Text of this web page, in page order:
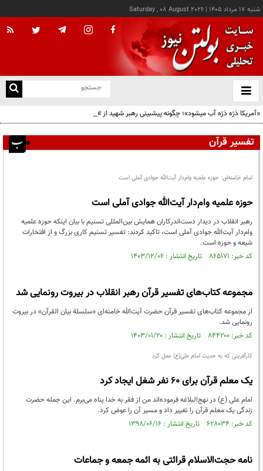
شنبه ۱۷ مرداد ۱۴۰۵ |
Saturday , 08 August 2026
باز
و
«آمریکا ذرّه ذرّه آب میشود»؛ چگونه پیشبینی رهبر شهید از افول ابرقدرت به حقیقت پیوست؟
تفسیر قرآن
امام خامنه‌ای: حوزه علمیه وام‌دار آیت‌الله جوادی آملی است
حوزه علمیه وام‌دار آیت‌الله جوادی آملی است
رهبر انقلاب در دیدار دست‌اندرکاران همایش بین‌المللی تسنیم با بیان اینکه حوزه علمیه
وام‌دار آیت‌الله جوادی آملی است، تاکید کردند: تفسیر تسنیم کاری بزرگ و از افتخارات
شیعه و حوزه است.
کد خبر: ۸۶۵۱۷۱ تاریخ انتشار : ۱۴۰۳/۱۲/۰۶
مجموعه کتاب‌های تفسیر قرآن رهبر انقلاب در بیروت رونمایی شد
از مجموعه کتاب‌های تفسیر قرآن حضرت آيت‌الله خامنه‌اى «سلسلة بيان القرآن» در بیروت
رونمایی شد.
کد خبر: ۸۴۴۲۰۰ تاریخ انتشار : ۱۴۰۳/۰۱/۲۰
کارآفرینی که به حدیث امام علی(ع) عمل کرد
یک معلم قرآن برای 60 نفر شغل ایجاد کرد
امام علی (ع) در نهج‌البلاغه فرموده‌اند من از فقر به خدا پناه می‌برم. این جمله حضرت
زندگی یک معلم قرآن را تغییر داد و مسیر آن را عوض کرد.
کد خبر: ۶۲۸۰۳۴ تاریخ انتشار : ۱۳۹۸/۰۶/۱۶
نامه حجت‌الاسلام قرائتی به ائمه جمعه و جماعات